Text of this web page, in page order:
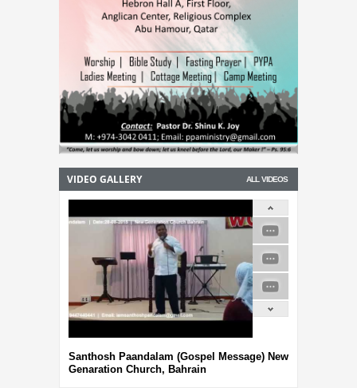
ALL VIDEOS
VIDEO GALLERY
Santhosh Paandalam (Gospel Message) New
Genaration Church, Bahrain